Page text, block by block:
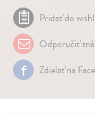
Pridať do
Odporučiť
Zdielať na